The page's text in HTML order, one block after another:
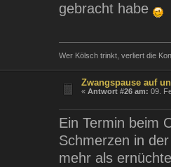
gebracht habe
Wer Kölsch trinkt, verliert die
Zwangspause auf
«Antwort #26 am: 09.
Ein Termin beim
Schmerzen in
mehr als